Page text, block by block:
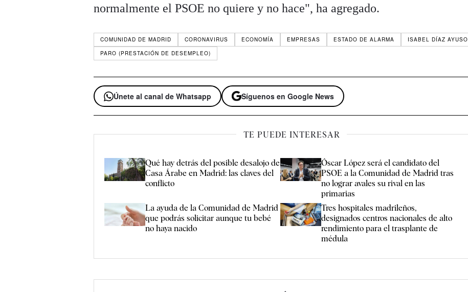
normalmente el PSOE no quiere y no hace", ha agregado.
COMUNIDAD DE MADRID CORONAVIRUS ECONOMÍA EMPRESAS ESTADO DE ALARMA
ISABEL DÍAZ AYUSO
PARO (PRESTACIÓN DE DESEMPLEO)
Únete al canal de Whatsapp Síguenos en Google News
TE PUEDE INTERESAR
Qué hay detrás del posible desalojo de
Casa Árabe en Madrid: las claves del
conflicto
Óscar López será el candidato del
PSOE a la Comunidad de Madrid tras
no lograr avales su rival en las
primarias
La ayuda de la Comunidad de Madrid
que podrás solicitar aunque tu bebé
no haya nacido
Tres hospitales madrileños,
designados centros nacionales de alto
rendimiento para el trasplante de
médula